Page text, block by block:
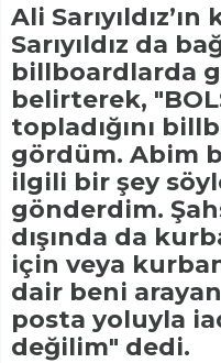
Ali
Sarıyıldız da
billboardlarda
belirterek,
topladığını
gördüm. Abim
ilgili bir şey
gönderdim.
dışında da
için veya
dair beni
posta yoluyla
değilim" dedi.